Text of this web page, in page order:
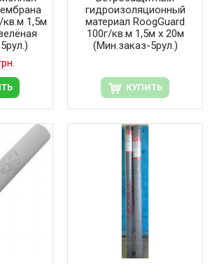
кв.м 1,5м
гидроизоляционный
материал RoogGuard
100г/кв.м 1,5м х 20м
(Мин.заказ-5рул.)
КУПИТЬ